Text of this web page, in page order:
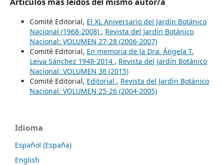
Comité Editorial, El XL Aniversario del Jardín Botánico
Nacional (1968-2008) , Revista del Jardín Botánico
Nacional: VOLUMEN 27-28 (2006-2007)
Comité Editorial, En memoria de la Dra. Ángela T.
Leiva Sánchez 1948-2014 , Revista del Jardín Botánico
Nacional: VOLUMEN 36 (2015)
Comité Editorial, Editorial , Revista del Jardín Botánico
Nacional: VOLUMEN 25-26 (2004-2005)
Idioma
Español (España)
English